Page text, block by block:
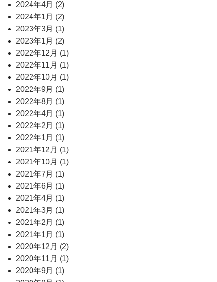
2024年4月 (2)
2024年1月 (2)
2023年3月 (1)
2023年1月 (2)
2022年12月 (1)
2022年11月 (1)
2022年10月 (1)
2022年9月 (1)
2022年8月 (1)
2022年4月 (1)
2022年2月 (1)
2022年1月 (1)
2021年12月 (1)
2021年10月 (1)
2021年7月 (1)
2021年6月 (1)
2021年4月 (1)
2021年3月 (1)
2021年2月 (1)
2021年1月 (1)
2020年12月 (2)
2020年11月 (1)
2020年9月 (1)